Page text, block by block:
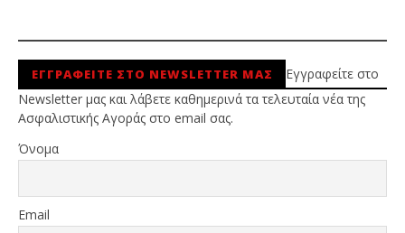
ΕΓΓΡΑΦΕΙΤΕ ΣΤΟ NEWSLETTER ΜΑΣ
Εγγραφείτε στο
Newsletter μας και λάβετε καθημερινά τα τελευταία νέα της
Ασφαλιστικής Αγοράς στο email σας.
Όνομα
Email